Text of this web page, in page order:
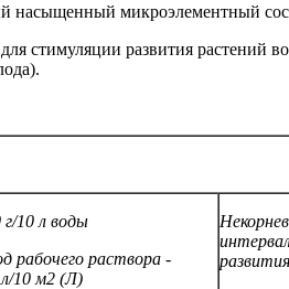
насыщенный микроэлементный
для стимуляции развития растений
г/10 л воды
рабочего раствора -
л/10 м2 (Л)